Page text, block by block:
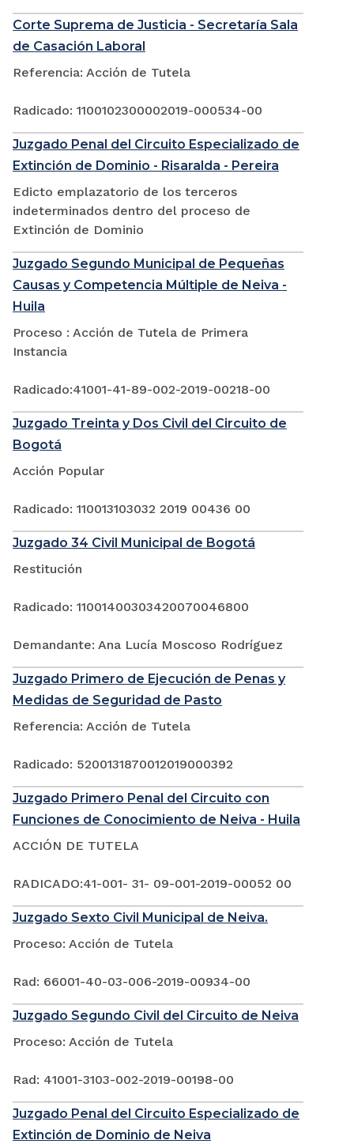
Corte Suprema de Justicia - Secretaría Sala
de Casación Laboral
Referencia: Acción de Tutela
Radicado: 1100102300002019-000534-00
Juzgado Penal del Circuito Especializado de
Extinción de Dominio - Risaralda - Pereira
Edicto emplazatorio de los terceros
indeterminados dentro del proceso de
Extinción de Dominio
Juzgado Segundo Municipal de Pequeñas
Causas y Competencia Múltiple de Neiva -
Huila
Proceso : Acción de Tutela de Primera
Instancia
Radicado:41001-41-89-002-2019-00218-00
Juzgado Treinta y Dos Civil del Circuito de
Bogotá
Acción Popular
Radicado: 110013103032 2019 00436 00
Juzgado 34 Civil Municipal de Bogotá
Restitución
Radicado: 11001400303420070046800
Demandante: Ana Lucía Moscoso Rodríguez
Juzgado Primero de Ejecución de Penas y
Medidas de Seguridad de Pasto
Referencia: Acción de Tutela
Radicado: 5200131870012019000392
Juzgado Primero Penal del Circuito con
Funciones de Conocimiento de Neiva - Huila
ACCIÓN DE TUTELA
RADICADO:41-001- 31- 09-001-2019-00052 00
Juzgado Sexto Civil Municipal de Neiva.
Proceso: Acción de Tutela
Rad: 66001-40-03-006-2019-00934-00
Juzgado Segundo Civil del Circuito de Neiva
Proceso: Acción de Tutela
Rad: 41001-3103-002-2019-00198-00
Juzgado Penal del Circuito Especializado de
Extinción de Dominio de Neiva